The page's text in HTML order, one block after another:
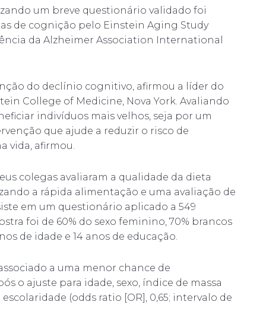
um breve questionário validado foi
de cognição pelo Einstein Aging Study
da Alzheimer Association International
do declínio cognitivo, afirmou a líder do
College of Medicine, Nova York. Avaliando
indivíduos mais velhos, seja por um
que ajude a reduzir o risco de
vida, afirmou.
colegas avaliaram a qualidade da dieta
a rápida alimentação e uma avaliação de
em um questionário aplicado a 549
foi de 60% do sexo feminino, 70% brancos
de idade e 14 anos de educação.
a uma menor chance de
o ajuste para idade, sexo, índice de massa
(odds ratio [OR], 0,65; intervalo de